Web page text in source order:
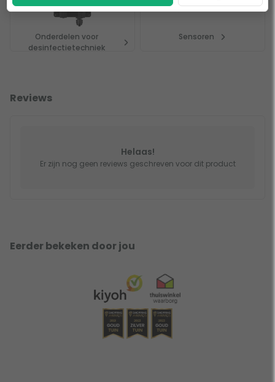
Onderdelen voor
desinfectietechniek
Sensoren
Reviews
Helaas!
Er zijn nog geen reviews geschreven voor dit product
Eerder bekeken door jou